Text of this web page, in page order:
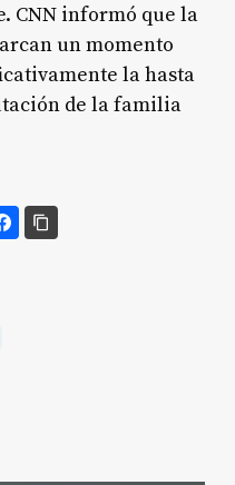
CNN informó que la
un momento
la hasta
de la familia